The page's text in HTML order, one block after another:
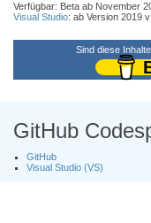
Verfügbar: Beta ab November
Visual Studio: ab Version 2019
Sind diese
GitHub
GitHub
Visual Studio (VS)